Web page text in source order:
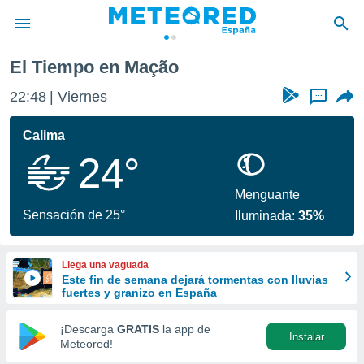
de
por
que se
calidad.
a este
las
y
forma
digital
basada
El Tiempo en Mação
22:48 Viernes ...
Calima
24°
Sensación de 25°
Menguante
Iluminada:35%
Llega una vaguada
Este fin de semana dejará tormentas con lluvias
fuertes y granizo en España
¡Descarga GRATIS la app de
Meteored!
Instalar